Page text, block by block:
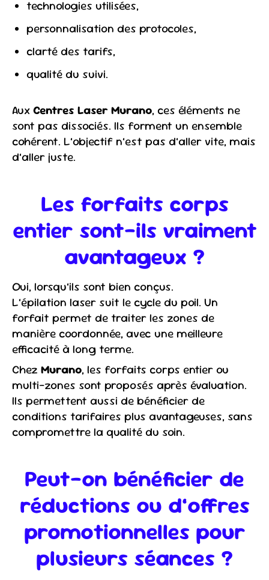
technologies utilisées,
personnalisation des protocoles,
clarté des tarifs,
qualité du suivi.
Aux Centres Laser Murano, ces éléments ne
sont pas dissociés. Ils forment un ensemble
cohérent. L’objectif n’est pas d’aller vite, mais
d’aller juste.
Les forfaits corps
entier sont-ils vraiment
avantageux ?
Oui, lorsqu’ils sont bien conçus.
L’épilation laser suit le cycle du poil. Un
forfait permet de traiter les zones de
manière coordonnée, avec une meilleure
efficacité à long terme.
Chez Murano, les forfaits corps entier ou
multi-zones sont proposés après évaluation.
Ils permettent aussi de bénéficier de
conditions tarifaires plus avantageuses, sans
compromettre la qualité du soin.
Peut-on bénéficier de
réductions ou d’offres
promotionnelles pour
plusieurs séances ?